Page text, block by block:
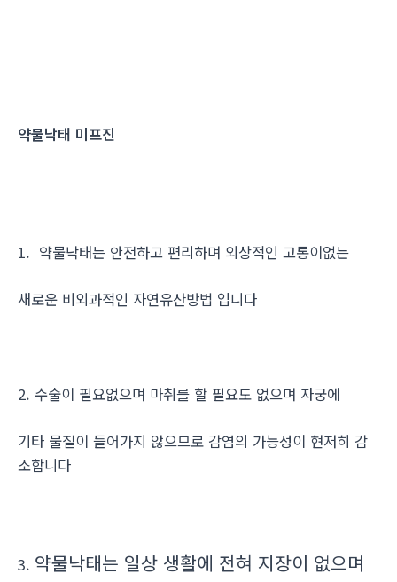
약물낙태 미프진
1. 약물낙태는 안전하고 편리하며 외상적인 고통이없는
새로운 비외과적인 자연유산방법 입니다
2. 수술이 필요없으며 마취를 할 필요도 없으며 자궁에
기타 물질이 들어가지 않으므로 감염의 가능성이 현저히 감
소합니다
3. 약물낙태는 일상 생활에 전혀 지장이 없으며